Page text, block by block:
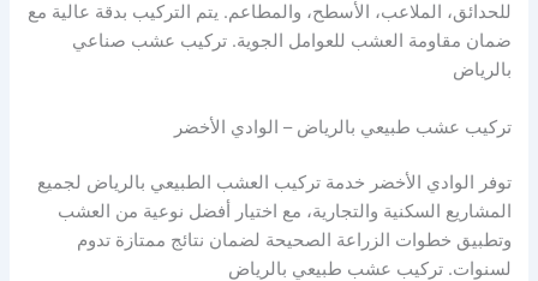
للحدائق، الملاعب، الأسطح، والمطاعم. يتم التركيب بدقة عالية مع
ضمان مقاومة العشب للعوامل الجوية. تركيب عشب صناعي
بالرياض
تركيب عشب طبيعي بالرياض – الوادي الأخضر
توفر الوادي الأخضر خدمة تركيب العشب الطبيعي بالرياض لجميع
المشاريع السكنية والتجارية، مع اختيار أفضل نوعية من العشب
وتطبيق خطوات الزراعة الصحيحة لضمان نتائج ممتازة تدوم
لسنوات. تركيب عشب طبيعي بالرياض